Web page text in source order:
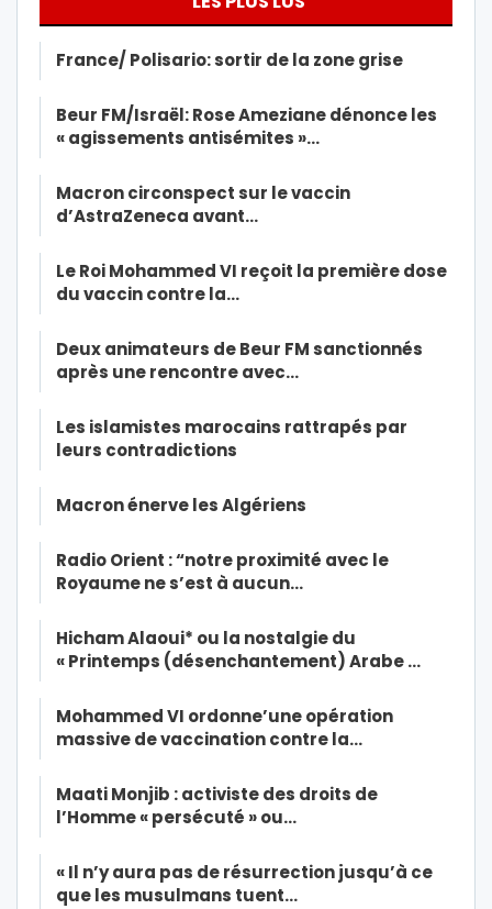
France/ Polisario: sortir de la zone grise
Beur FM/Israël: Rose Ameziane dénonce les
« agissements antisémites »…
Macron circonspect sur le vaccin
d’AstraZeneca avant…
Le Roi Mohammed VI reçoit la première dose
du vaccin contre la…
Deux animateurs de Beur FM sanctionnés
après une rencontre avec…
Les islamistes marocains rattrapés par
leurs contradictions
Macron énerve les Algériens
Radio Orient : “notre proximité avec le
Royaume ne s’est à aucun…
Hicham Alaoui* ou la nostalgie du
« Printemps (désenchantement) Arabe …
Mohammed VI ordonne’une opération
massive de vaccination contre la…
Maati Monjib : activiste des droits de
l’Homme « persécuté » ou…
« Il n’y aura pas de résurrection jusqu’à ce
que les musulmans tuent…